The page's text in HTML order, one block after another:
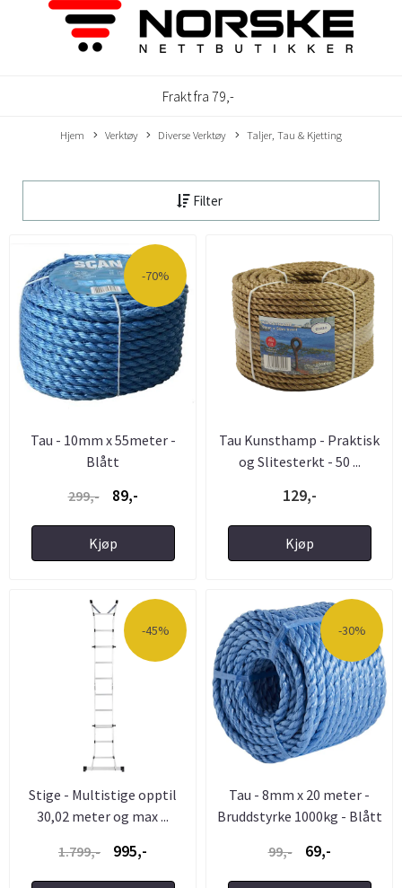
Frakt fra 79,-
Hjem Verktøy Diverse Verktøy Taljer, Tau & Kjetting
Filter
-70%
Tau - 10mm x 55meter -
Blått
299,-
89,-
Kjøp
Tau Kunsthamp - Praktisk
og Slitesterkt - 50 ...
129,-
Kjøp
-45%
Stige - Multistige opptil
30,02 meter og max ...
1.799,-
995,-
-30%
Tau - 8mm x 20 meter -
Bruddstyrke 1000kg - Blått
99,-
69,-